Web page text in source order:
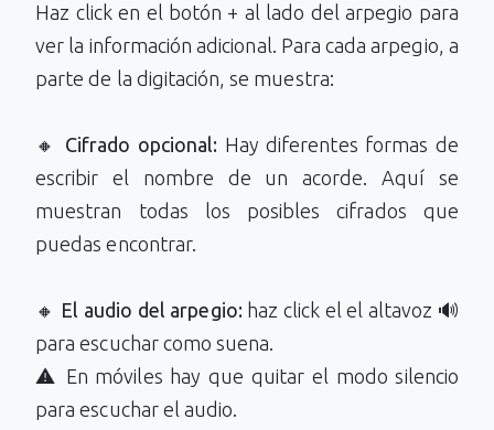
Haz click en el botón + al lado del arpegio para
ver la información adicional. Para cada arpegio, a
parte de la digitación, se muestra:
🔸 Cifrado opcional: Hay diferentes formas de
escribir el nombre de un acorde. Aquí se
muestran todas los posibles cifrados que
puedas encontrar.
🔸 El audio del arpegio:haz click el el altavoz 🔊
para escuchar como suena.
⚠️ En móviles hay que quitar el modo silencio
para escuchar el audio.